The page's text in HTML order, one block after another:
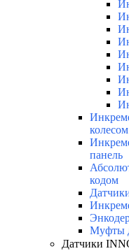
колесом
панель
кодом
Муфты
Датчики